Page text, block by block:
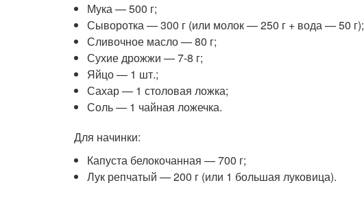
Мука — 500 г;
Сыворотка — 300 г (или молок — 250 г + вода — 50 г);
Сливочное масло — 80 г;
Сухие дрожжи — 7-8 г;
Яйцо — 1 шт.;
Сахар — 1 столовая ложка;
Соль — 1 чайная ложечка.
Для начинки:
Капуста белокочанная — 700 г;
Лук репчатый — 200 г (или 1 большая луковица).